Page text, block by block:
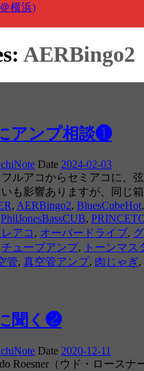
横浜)
AERBingo2
アンプ相談❶
Date 2024-02-03
ルアコからセミアコに、
も影響ありますが、同じ
, AERBingo2, BluesCubeHot,
PhilJonesBassCUB,
アコ , オーバードライブ,
チューブアンプ, トーンマス
管, 真空管アンプ, 肉じゃぎ,
聞く❷
Date 2020-12-11
Roesner（ウド・ロースナ